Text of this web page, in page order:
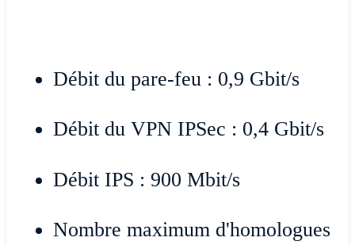
Débit du pare-feu : 0,9 Gbit/s
Débit du VPN IPSec : 0,4 Gbit/s
Débit IPS : 900 Mbit/s
Nombre maximum d'homologues